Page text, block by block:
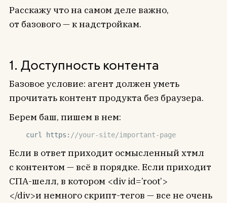
Расскажу что на самом деле важно,
от базового — к надстройкам.
1. Доступность контента
Базовое условие: агент должен уметь
прочитать контент продукта без браузера.
Берем баш, пишем в нем:
curl https: //your-site/important-page
Если в ответ приходит осмысленный хтмл
с контентом — всё в порядке. Если приходит
СПА-шелл, в котором <div id=’root’>
</div>и немного скрипт-тегов — все не очень